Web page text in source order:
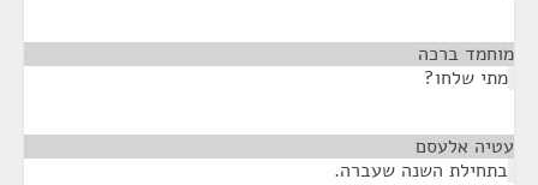
מוחמד ברכה
מתי שלחו?
עטיה אלעסם
בתחילת השנה שעברה.